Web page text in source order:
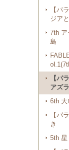
【パ
ジア
7th ア
島
【パ
アズ
6th 大
【パ
き
5th 星